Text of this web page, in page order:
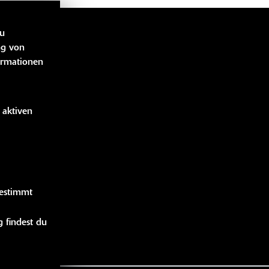
von
aktiven
findest du